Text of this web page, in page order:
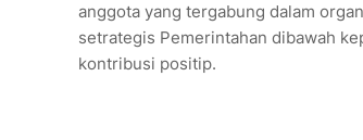
anggota yang tergabung dalam
setrategis Pemerintahan dibawah
kontribusi positip.